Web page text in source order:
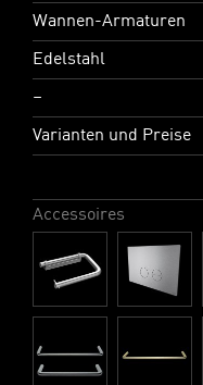
Wannen-Armaturen
Edelstahl
–
Varianten und Preise
Accessoires